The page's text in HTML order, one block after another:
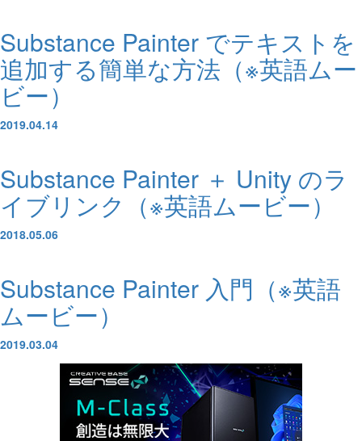
Substance Painter でテキストを
追加する簡単な方法（※英語ムー
ビー）
2019.04.14
Substance Painter ＋ Unity のラ
イブリンク（※英語ムービー）
2018.05.06
Substance Painter 入門（※英語
ムービー）
2019.03.04